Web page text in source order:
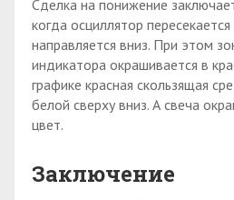
Сделка на понижение
когда осциллятор
направляется вниз. При этом
индикатора окрашивается в
графике красная скользящая
белой сверху вниз. А свеча
цвет.
Заключение